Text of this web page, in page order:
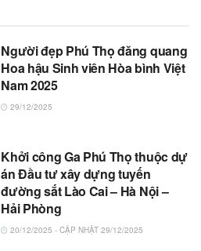
Người đẹp Phú Thọ đăng quang
Hoa hậu Sinh viên Hòa bình Việt
Nam 2025
29/12/2025
Khởi công Ga Phú Thọ thuộc dự
án Đầu tư xây dựng tuyến
đường sắt Lào Cai – Hà Nội –
Hải Phòng
20/12/2025 - CẬP NHẬT 29/12/2025